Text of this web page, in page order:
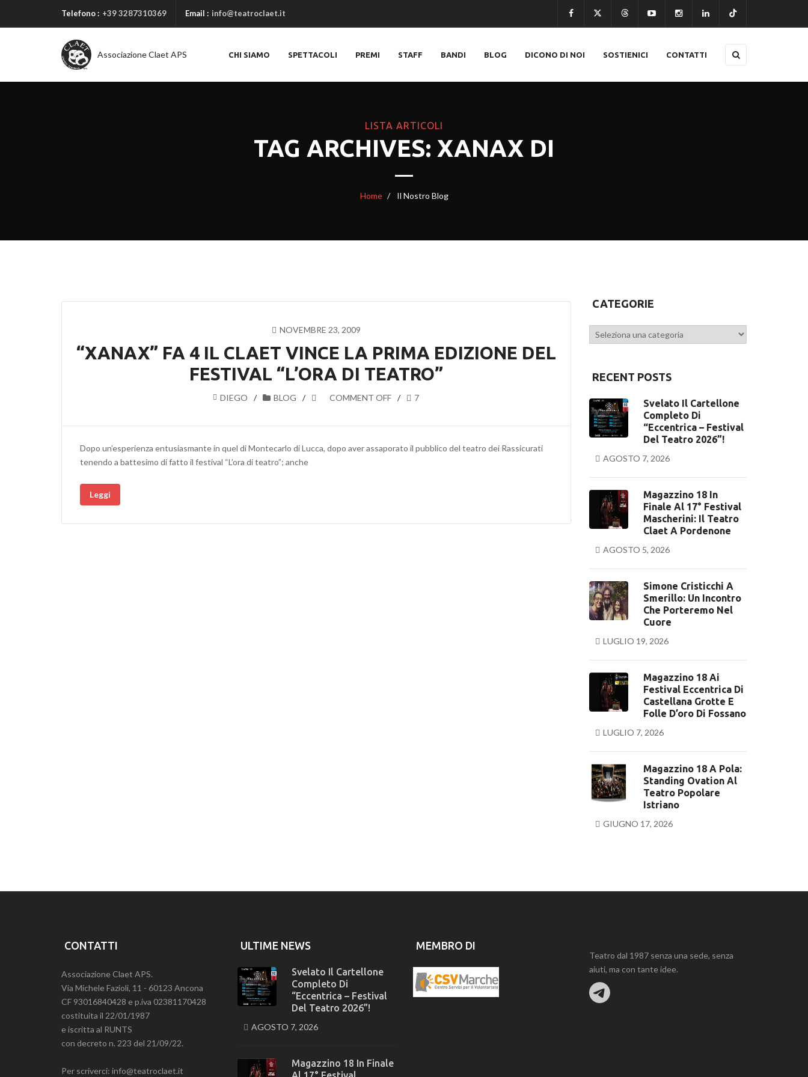
Telefono : +39 3287310369 Email : info@teatroclaet.it
Associazione Claet APS CHI SIAMO SPETTACOLI PREMI STAFF BANDI BLOG DICONO DI NOI SOSTIENICI CONTATTI
LISTA ARTICOLI
TAG ARCHIVES: XANAX DI
Home Il Nostro Blog
NOVEMBRE 23, 2009
“XANAX” FA 4 IL CLAET VINCE LA PRIMA EDIZIONE DEL
FESTIVAL “L’ORA DI TEATRO”
DIEGO BLOG COMMENT OFF 7
Dopo un’esperienza entusiasmante in quel di Montecarlo di Lucca, dopo aver assaporato il pubblico del teatro dei Rassicurati
tenendo a battesimo di fatto il festival “L’ora di teatro”; anche
Leggi
CATEGORIE
Categorie
RECENT POSTS
Svelato Il Cartellone
Completo Di
“Eccentrica – Festival
Del Teatro 2026”!
AGOSTO 7, 2026
Magazzino 18 In
Finale Al 17° Festival
Mascherini: Il Teatro
Claet A Pordenone
AGOSTO 5, 2026
Simone Cristicchi A
Smerillo: Un Incontro
Che Porteremo Nel
Cuore
LUGLIO 19, 2026
Magazzino 18 Ai
Festival Eccentrica Di
Castellana Grotte E
Folle D’oro Di Fossano
LUGLIO 7, 2026
Magazzino 18 A Pola:
Standing Ovation Al
Teatro Popolare
Istriano
GIUGNO 17, 2026
CONTATTI
Associazione Claet APS.
Via Michele Fazioli, 11 - 60123 Ancona
CF 93016840428 e p.iva 02381170428
costituita il 22/01/1987
e iscritta al RUNTS
con decreto n. 223 del 21/09/22.
Per scriverci: info@teatroclaet.it
ULTIME NEWS
Svelato Il Cartellone
Completo Di
“Eccentrica – Festival
Del Teatro 2026”!
AGOSTO 7, 2026
Magazzino 18 In Finale
MEMBRO DI
Teatro dal 1987 senza una sede, senza
aiuti, ma con tante idee.